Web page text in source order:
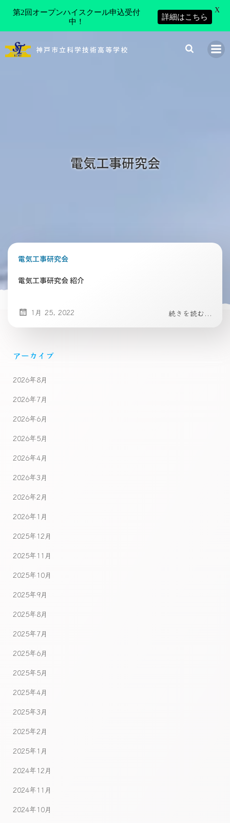
ン
神戸市立科学技術高等学校
電気工事研究会
電気工事研究会
電気工事研究会 紹介
1月 25, 2022 続きを読む...
アーカイブ
2026年8月
2026年7月
2026年6月
2026年5月
2026年4月
2026年3月
2026年2月
2026年1月
2025年12月
2025年11月
2025年10月
2025年9月
2025年8月
2025年7月
2025年6月
2025年5月
2025年4月
2025年3月
2025年2月
2025年1月
2024年12月
2024年11月
2024年10月
第2回オープンハイスクール申込受付
中！
詳細はこちら
X